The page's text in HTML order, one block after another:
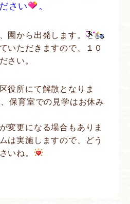
さい
。
園から出発します。
いただきますので、１０
さい。
役所にて解散となりま
、保育室での見学はお休み
変更になる場合もありま
は実施しますので、どう
いね。